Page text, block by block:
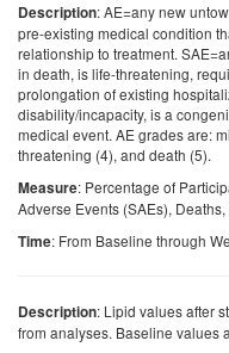
Description: AE=any new
pre-existing medical condition
relationship to treatment.
in death, is life-threatening,
prolongation of existing
disability/incapacity, is a
medical event. AE grades are:
threatening (4), and death (5).
Measure: Percentage of
Adverse Events (SAEs),
Time: From Baseline through
Description: Lipid values after
from analyses. Baseline values